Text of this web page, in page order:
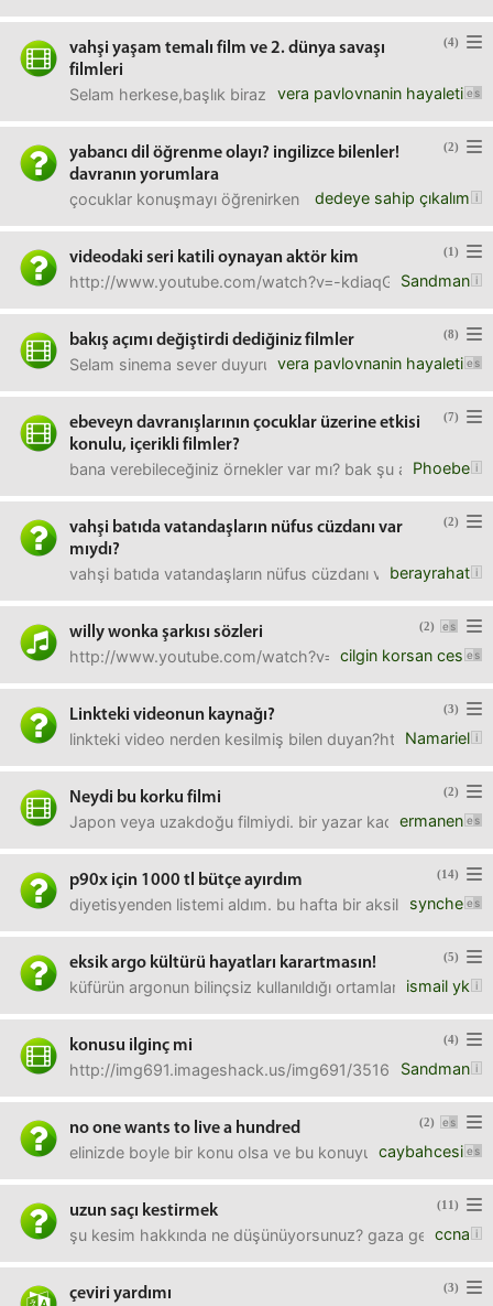
(4)
vahşi yaşam temalı film ve 2. dünya savaşı
filmleri
vera pavlovnanin hayaleti
Selam herkese,başlık biraz alakasız oldu ama idare
(2)
yabancı dil öğrenme olayı? ingilizce bilenler!
davranın yorumlara
dedeye sahip çıkalım
çocuklar konuşmayı öğrenirken duyduklarını taklit
(1)
videodaki seri katili oynayan aktör kim
Sandman
http://www.youtube.com/watch?v=-
(8)
bakış açımı değiştirdi dediğiniz filmler
vera pavlovnanin hayaleti
Selam sinema sever duyuru kullanıcıları,Uzun
(7)
ebeveyn davranışlarının çocuklar üzerine etkisi
konulu, içerikli filmler?
Phoebe
bana verebileceğiniz örnekler var mı? bak şu açıdan çok
(2)
vahşi batıda vatandaşların nüfus cüzdanı var
mıydı?
berayrahat
vahşi batıda vatandaşların nüfus cüzdanı var
(2)
willy wonka şarkısı sözleri
cilgin korsan ces
http://www.youtube.com/watch?v=NTn48eCdZyoşu
(3)
Linkteki videonun kaynağı?
Namariel
linkteki video nerden kesilmiş bilen duyan?http://
(2)
Neydi bu korku filmi
ermanen
Japon veya uzakdoğu filmiydi. bir yazar kadın vardı,
(14)
p90x için 1000 tl bütçe ayırdım
synche
diyetisyenden listemi aldım. bu hafta bir aksilik olmazsa
(5)
eksik argo kültürü hayatları karartmasın!
ismail yk
küfürün argonun bilinçsiz kullanıldığı ortamlarda
(4)
konusu ilginç mi
Sandman
http://img691.imageshack.us/img691/3516/
(2)
no one wants to live a hundred
caybahcesi
elinizde boyle bir konu olsa ve bu konuyu en genis
(11)
uzun saçı kestirmek
ccna
şu kesim hakkında ne düşünüyorsunuz? gaza gelip
(3)
çeviri yardımı